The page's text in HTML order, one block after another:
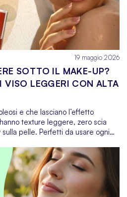
19 maggio 2026
SOTTO IL MAKE-UP?
VISO LEGGERI CON ALTA
e che lasciano l’effetto
texture leggere, zero scia
pelle. Perfetti da usare ogni
up? Te lo diciamo noi! La
è uno step fondamentale nella
estate. I raggi UV colpiscono la
causano macchie, perdita di